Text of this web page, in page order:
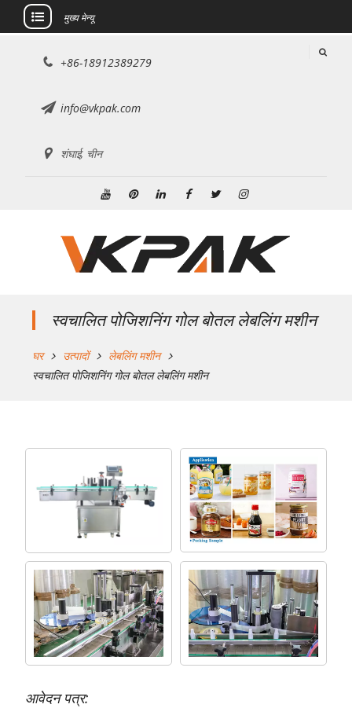
मुख्य मेन्यू
+86-18912389279
info@vkpak.com
शंघाई, चीन
स्वचालित पोजिशनिंग गोल बोतल लेबलिंग मशीन
घर उत्पादों
लेबलिंग मशीन
स्वचालित पोजिशनिंग गोल बोतल लेबलिंग मशीन
आवेदन पत्र: